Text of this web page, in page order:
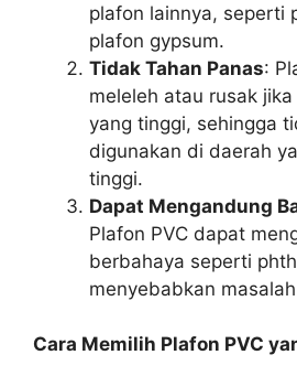
plafon lainnya, seperti
plafon gypsum.
Tidak Tahan Panas:
meleleh atau rusak
yang tinggi, sehingga
digunakan di daerah
tinggi.
Dapat Mengandung
Plafon PVC dapat
berbahaya seperti
menyebabkan
Cara Memilih Plafon PVC